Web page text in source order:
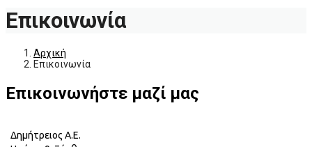
Επικοινωνία
Αρχική
Επικοινωνία
Επικοινωνήστε μαζί μας
Δημήτρειος Α.Ε.